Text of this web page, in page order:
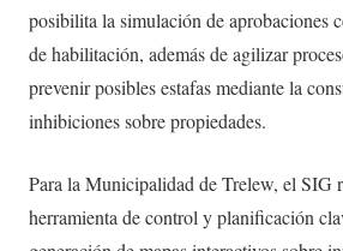
posibilita la simulación de aprobaciones
de habilitación, además de agilizar
prevenir posibles estafas mediante la
inhibiciones sobre propiedades.
Para la Municipalidad de Trelew, el SIG
herramienta de control y planificación